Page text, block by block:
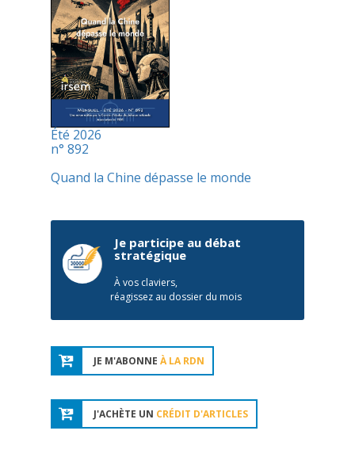
Été 2026
n° 892
Quand la Chine dépasse le monde
Je participe au débat
stratégique
À vos claviers,
réagissez au dossier du mois
JE M'ABONNE À LA RDN
J'ACHÈTE UN CRÉDIT D'ARTICLES